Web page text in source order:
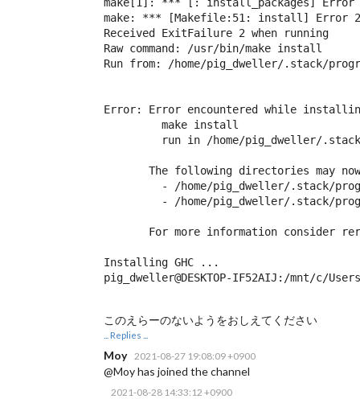
make: *** [Makefile:51: install] Error 2
Received ExitFailure 2 when running
Raw command: /usr/bin/make install
Run from: /home/pig_dweller/.stack/
Error: Error encountered while
         make install
run in /home/pig_dweller/
The following directories may
- /home/pig_dweller/.stack/
- /home/pig_dweller/.stack/
For more information consider
Installing GHC ...
pig_dweller@DESKTOP-IF52AIJ:/mnt/c/
このえらーのないようをおしえてください
... Replies ...
Moy 2021-08-27 19:08:09 +0900
@Moy has joined the channel
2021-08-28 14:33:12 +0900